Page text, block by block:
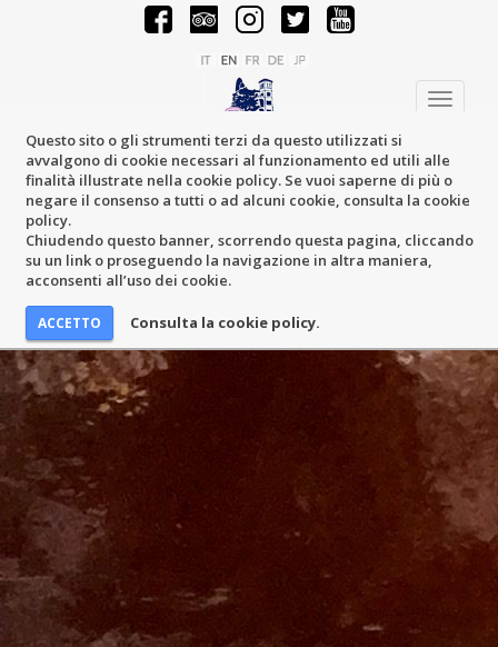
Questo sito o gli strumenti terzi da questo utilizzati si
avvalgono di cookie necessari al funzionamento ed utili alle
finalità illustrate nella cookie policy. Se vuoi saperne di più o
negare il consenso a tutti o ad alcuni cookie, consulta la cookie
policy.
Chiudendo questo banner, scorrendo questa pagina, cliccando
su un link o proseguendo la navigazione in altra maniera,
acconsenti all’uso dei cookie.
Consulta la cookie policy.
Toggle